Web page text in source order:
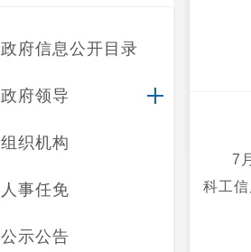
政府信息公开目录
政府领导
组织机构
人事任免
公示公告
7
科工